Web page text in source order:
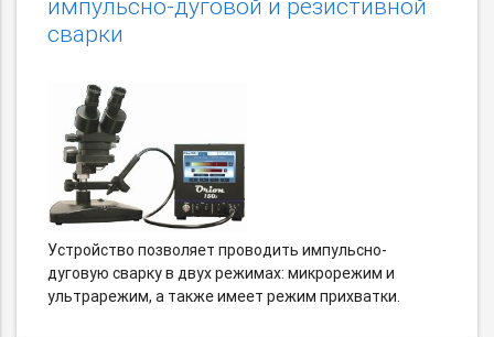
импульсно-дуговой и резистивной
сварки
Устройство позволяет проводить импульсно-
дуговую сварку в двух режимах: микрорежим и
ультрарежим, а также имеет режим прихватки.